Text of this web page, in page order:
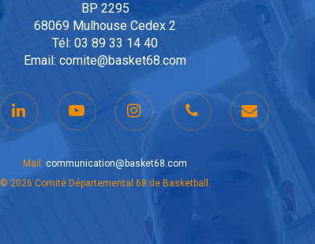
BP 2295
68069 Mulhouse Cedex 2
Tél: 03 89 33 14 40
Email: comite@basket68.com
Mail: communication@basket68.com
© 2026 Comité Départemental 68 de Basketball.